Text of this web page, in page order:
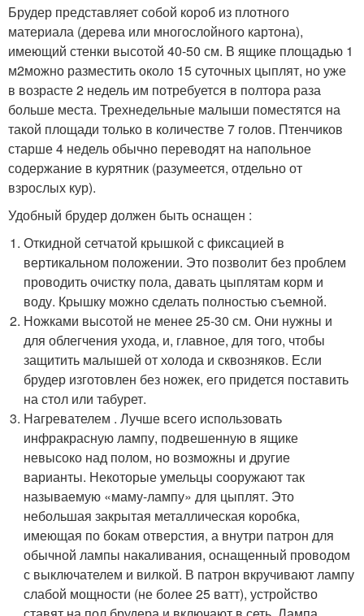
Брудер представляет собой короб из плотного
материала (дерева или многослойного картона),
имеющий стенки высотой 40-50 см. В ящике площадью 1
м2можно разместить около 15 суточных цыплят, но уже
в возрасте 2 недель им потребуется в полтора раза
больше места. Трехнедельные малыши поместятся на
такой площади только в количестве 7 голов. Птенчиков
старше 4 недель обычно переводят на напольное
содержание в курятник (разумеется, отдельно от
взрослых кур).
Удобный брудер должен быть оснащен :
Откидной сетчатой крышкой с фиксацией в
вертикальном положении. Это позволит без проблем
проводить очистку пола, давать цыплятам корм и
воду. Крышку можно сделать полностью съемной.
Ножками высотой не менее 25-30 см. Они нужны и
для облегчения ухода, и, главное, для того, чтобы
защитить малышей от холода и сквозняков. Если
брудер изготовлен без ножек, его придется поставить
на стол или табурет.
Нагревателем . Лучше всего использовать
инфракрасную лампу, подвешенную в ящике
невысоко над полом, но возможны и другие
варианты. Некоторые умельцы сооружают так
называемую «маму-лампу» для цыплят. Это
небольшая закрытая металлическая коробка,
имеющая по бокам отверстия, а внутри патрон для
обычной лампы накаливания, оснащенный проводом
с выключателем и вилкой. В патрон вкручивают лампу
слабой мощности (не более 25 ватт), устройство